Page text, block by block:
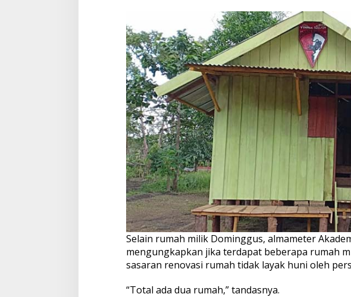
Selain rumah milik Dominggus, almameter
mengungkapkan jika terdapat beberapa rumah
sasaran renovasi rumah tidak layak huni oleh
“Total ada dua rumah,” tandasnya.